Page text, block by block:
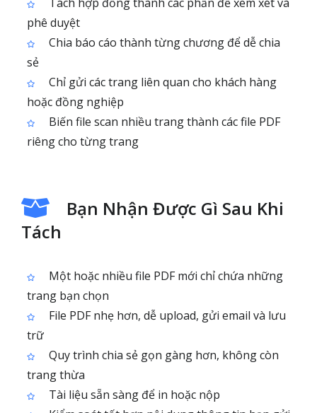
phê duyệt
Chia báo cáo thành từng chương để dễ chia
sẻ
Chỉ gửi các trang liên quan cho khách hàng
hoặc đồng nghiệp
Biến file scan nhiều trang thành các file PDF
riêng cho từng trang
Bạn Nhận Được Gì Sau Khi
Tách
Một hoặc nhiều file PDF mới chỉ chứa những
trang bạn chọn
File PDF nhẹ hơn, dễ upload, gửi email và lưu
trữ
Quy trình chia sẻ gọn gàng hơn, không còn
trang thừa
Tài liệu sẵn sàng để in hoặc nộp